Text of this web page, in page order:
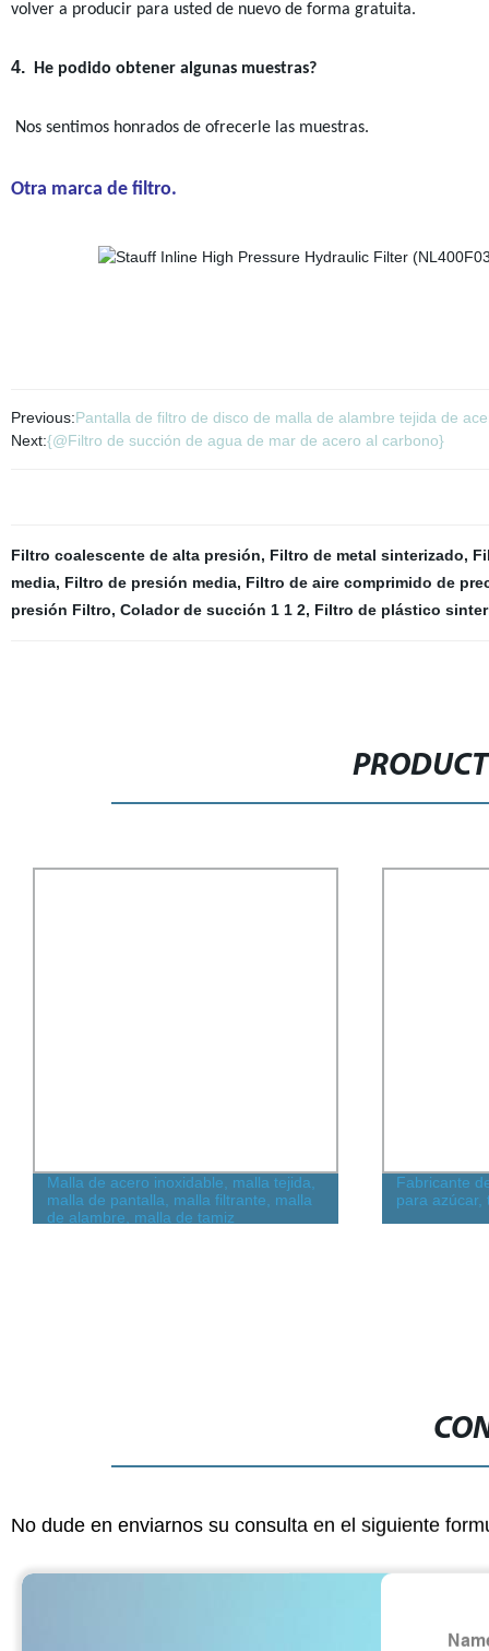
volver a producir para usted de nuevo de forma gratuita.
4. He podido obtener algunas muestras?
Nos sentimos honrados de ofrecerle las muestras.
Otra marca de filtro.
Previous:Pantalla de filtro de disco de malla de alambre tejida de
Next:{@Filtro de succión de agua de mar de acero al carbono}
Filtro coalescente de alta presión, Filtro de metal sinterizado,
media, Filtro de presión media, Filtro de aire comprimido de
presión Filtro, Colador de succión 1 1 2, Filtro de plástico
Malla de acero inoxidable, malla tejida,
malla de pantalla, malla filtrante, malla
de alambre, malla de tamiz
Fabricante
para azúcar,
No dude en enviarnos su consulta en el siguiente